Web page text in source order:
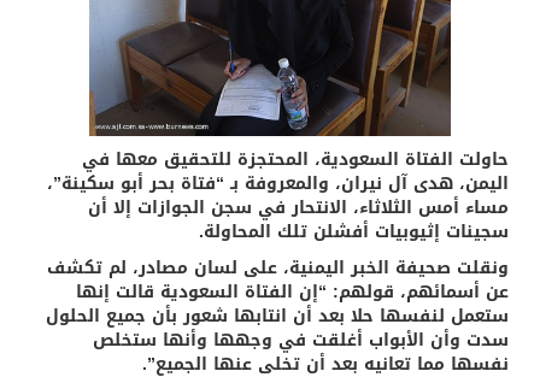
حاولت الفتاة السعودية، المحتجزة للتحقيق معها في
اليمن، هدى آل نيران، والمعروفة بـ “فتاة بحر أبو سكينة”،
مساء أمس الثلاثاء، الانتحار في سجن الجوازات إلا أن
سجينات إثيوبيات أفشلن تلك المحاولة.
ونقلت صحيفة الخبر اليمنية، على لسان مصادر، لم تكشف
عن أسمائهم، قولهم: “إن الفتاة السعودية قالت إنها
ستعمل لنفسها حلا بعد أن انتابها شعور بأن جميع الحلول
سدت وأن الأبواب أغلقت في وجهها وأنها ستخلص
نفسها مما تعانيه بعد أن تخلى عنها الجميع”.